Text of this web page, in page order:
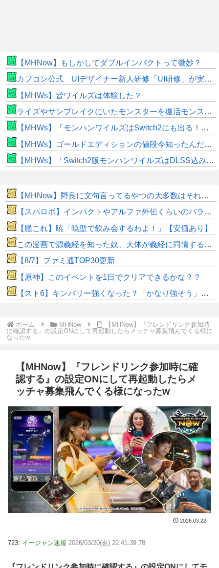
【MHNow】もしかしてダブルインパクトって微妙？
カプコン公式 UIデザイナー新人研修「UI研修」が実装まで進みました！
【MHWs】皆ワイルズは体験した？
ライズやサンブレイクにいたモンスターを復活モンスターと呼ぶのはやめよう
【MHWs】「モンハンワイルズはSwitch2にも出る！」👈こいつにかけたい言葉ｗｗｗｗｗｗｗｗｗ
【MHWs】ゴールドエディションの値段今知ったんだけどやっっっっっっすwwwww
【MHWs】「Switch2版モンハンワイルズはDLSS込みで最大1440p動作」
【MHNow】野良に文句言ってるやつの大多数はそれしてないだけの雑魚だから聞く耳持つだけムダよ
【スパロボ】インパクトやアルファ外伝くらいのバランス求む！！ → インパクトも最終的にはコアブースターで雑魚は一撃で倒せてたけどね
【艦これ】暁「暁型で飲み会するわよ！」【安価あり】
この漫画で源義経を知った奴、大体が義経に同情するようになるｗｗｗｗｗｗｗｗ
【8/7】ファミ通TOP30更新
【原神】このイベントを1日でクリアできるかな？？
【スト6】キンバリー強くなった？「かなり強そう」「勝てなくなった」
ホーム MHNow
【MHNow】『フレンドリンク参加時
に確認する』の設定ONにして再起動したらメッチャ募集飛んでくる様に
なったw
【MHNow】『フレンドリンク参加時に確
認する』の設定ONにして再起動したらメ
ッチャ募集飛んでくる様になったw
2026.03.22
723: イージャン速報 2026/03/20(金) 22:41:39.78